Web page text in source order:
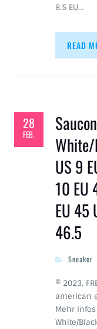
8.5 EU…
READ
28
FEB.
US 9
10 EU
EU 45
46.5
Sneaker
© 2023,
american
Mehr
White/